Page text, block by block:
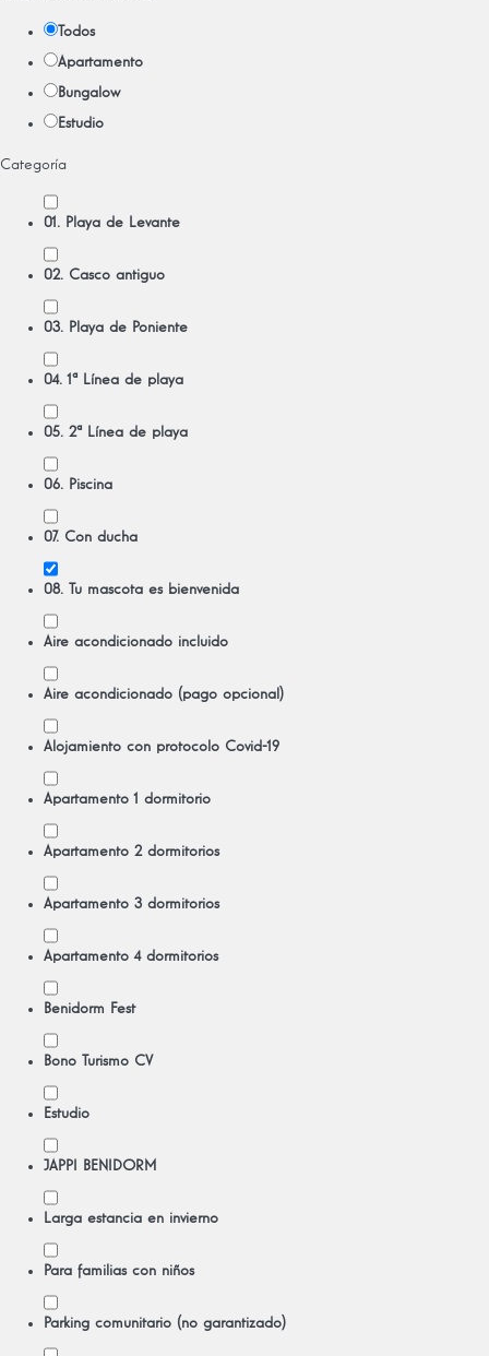
Todos
Apartamento
Bungalow
Estudio
Categoría
01. Playa de Levante
02. Casco antiguo
03. Playa de Poniente
04. 1ª Línea de playa
05. 2ª Línea de playa
06. Piscina
07. Con ducha
08. Tu mascota es bienvenida
Aire acondicionado incluido
Aire acondicionado (pago opcional)
Alojamiento con protocolo Covid-19
Apartamento 1 dormitorio
Apartamento 2 dormitorios
Apartamento 3 dormitorios
Apartamento 4 dormitorios
Benidorm Fest
Bono Turismo CV
Estudio
JAPPI BENIDORM
Larga estancia en invierno
Para familias con niños
Parking comunitario (no garantizado)